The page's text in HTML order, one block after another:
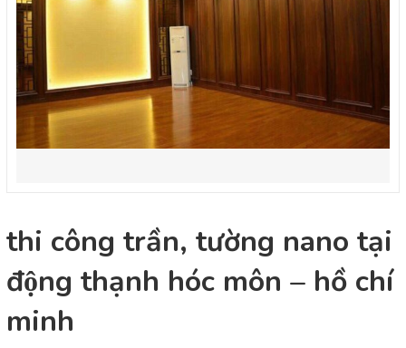
thi công trần, tường nano tại
động thạnh hóc môn – hồ chí
minh